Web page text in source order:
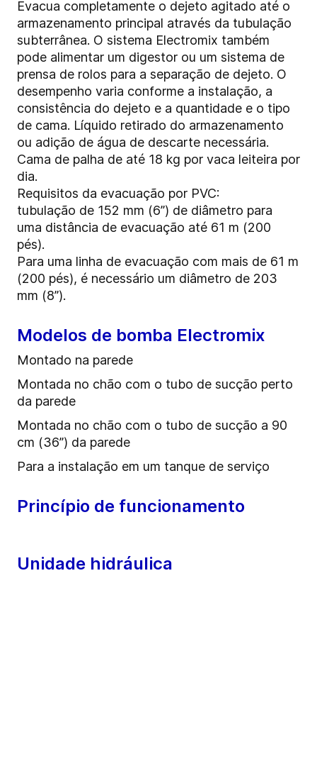
Evacua completamente o dejeto agitado até o
armazenamento principal através da tubulação
subterrânea. O sistema Electromix também
pode alimentar um digestor ou um sistema de
prensa de rolos para a separação de dejeto. O
desempenho varia conforme a instalação, a
consistência do dejeto e a quantidade e o tipo
de cama. Líquido retirado do armazenamento
ou adição de água de descarte necessária.
Cama de palha de até 18 kg por vaca leiteira por
dia.
Requisitos da evacuação por PVC:
tubulação de 152 mm (6”) de diâmetro para
uma distância de evacuação até 61 m (200
pés).
Para uma linha de evacuação com mais de 61 m
(200 pés), é necessário um diâmetro de 203
mm (8”).
Modelos de bomba Electromix
Montado na parede
Montada no chão com o tubo de sucção perto
da parede
Montada no chão com o tubo de sucção a 90
cm (36”) da parede
Para a instalação em um tanque de serviço
Princípio de funcionamento
Unidade hidráulica